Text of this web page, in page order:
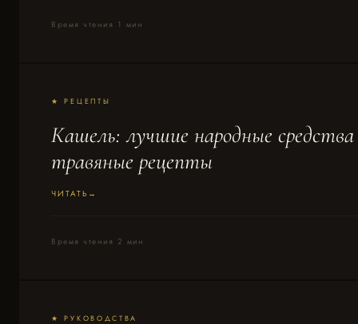
Время чтения 1 мин
★ РЕЦЕПТЫ
Кашель: лучшие народные
травяные рецепты
ЧИТАТЬ
Время чтения 2 мин
★ РУКОВОДСТВА